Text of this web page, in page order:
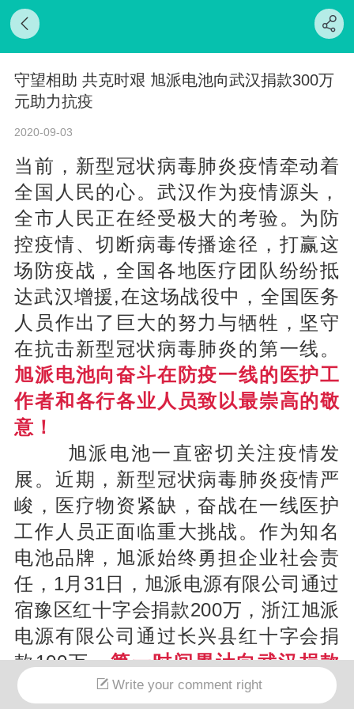
守望相助 共克时艰 旭派电池向武汉捐款300万
元助力抗疫
2020-09-03
当前，新型冠状病毒肺炎疫情牵动着
全国人民的心。武汉作为疫情源头，
全市人民正在经受极大的考验。为防
控疫情、切断病毒传播途径，打赢这
场防疫战，全国各地医疗团队纷纷抵
达武汉增援,在这场战役中，全国医务
人员作出了巨大的努力与牺牲，坚守
在抗击新型冠状病毒肺炎的第一线。
旭派电池向奋斗在防疫一线的医护工
作者和各行各业人员致以最崇高的敬
意！
旭派电池一直密切关注疫情发
展。近期，新型冠状病毒肺炎疫情严
峻，医疗物资紧缺，奋战在一线医护
工作人员正面临重大挑战。作为知名
电池品牌，旭派始终勇担企业社会责
任，1月31日，旭派电源有限公司通过
宿豫区红十字会捐款200万，浙江旭派
电源有限公司通过长兴县红十字会捐
款100万，第一时间累计向武汉捐款
300万元整，助力武汉打赢疫情防控阻
Write your comment right